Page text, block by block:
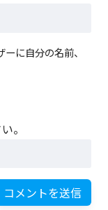
に自分の名前、
。